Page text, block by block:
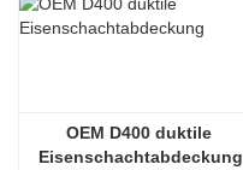
OEM D400 duktile
Eisenschachtabdeckung